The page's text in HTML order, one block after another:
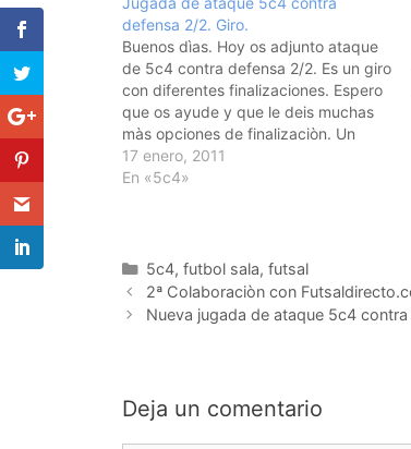
defensa 2/2. Giro.
Buenos dìas. Hoy os adjunto ataque
de 5c4 contra defensa 2/2. Es un giro
con diferentes finalizaciones. Espero
que os ayude y que le deis muchas
màs opciones de finalizaciòn. Un
saludo. Contacto:
vallegallego@gmail.com Twitter:
17 enero, 2011
En «5c4»
Categorías
5c4, futbol sala, futsal
Navegación
de
2ª Colaboraciòn con
Nueva jugada de ataque 5c4 contra
Deja un comentario